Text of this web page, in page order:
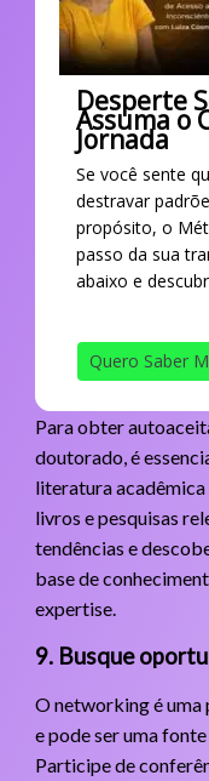
Desperte
Assuma o
Jornada
Se você sente
destravar
propósito, o
passo da sua
abaixo e
Quero Saber
Para obter
doutorado, é
literatura acadêmica
livros e pesquisas
tendências e
base de
expertise.
9. Busque
O networking é
e pode ser uma
Participe de